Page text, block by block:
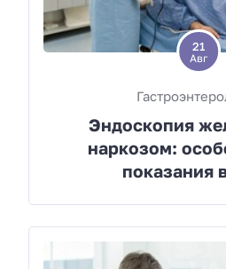
21
Авг
Эндоскопия
наркозом:
показания